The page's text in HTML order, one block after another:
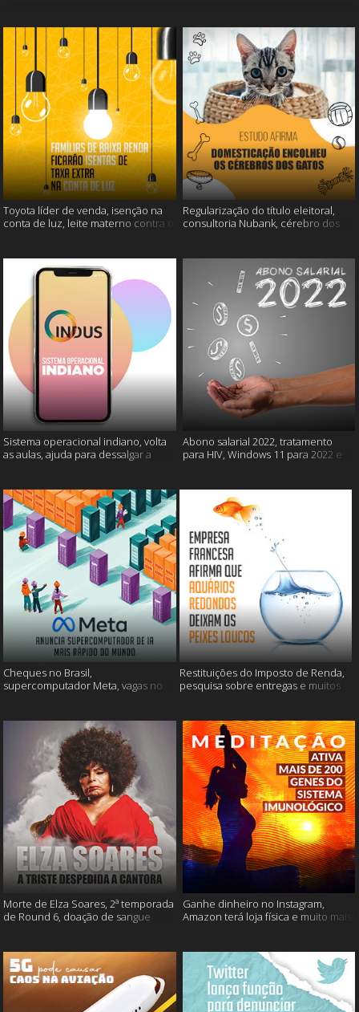
Toyota líder de venda, isenção na
conta de luz, leite materno contra o
Regularização do título eleitoral,
consultoria Nubank, cérebro dos
Sistema operacional indiano, volta
as aulas, ajuda para dessalgar a
Abono salarial 2022, tratamento
para HIV, Windows 11 para 2022 e
Cheques no Brasil,
supercomputador Meta, vagas no
Restituições do Imposto de Renda,
pesquisa sobre entregas e muitos
Morte de Elza Soares, 2ª temporada
de Round 6, doação de sangue
Ganhe dinheiro no Instagram,
Amazon terá loja física e muito mais!